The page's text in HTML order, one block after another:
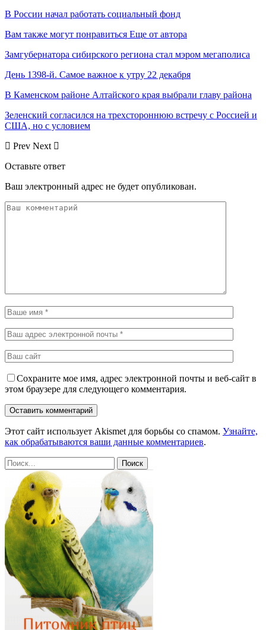
В России начал работать социальный фонд
Вам также могут понравиться Еще от автора
Замгубернатора сибирского региона стал мэром мегаполиса
День 1398-й. Самое важное к утру 22 декабря
В Каменском районе Алтайского края выбрали главу района
Зеленский согласился на трехстороннюю встречу с Россией и
США, но с условием
Prev Next
Оставьте ответ
Ваш электронный адрес не будет опубликован.
Сохраните мое имя, адрес электронной почты и веб-сайт в
этом браузере для следующего комментария.
Этот сайт использует Akismet для борьбы со спамом. Узнайте,
как обрабатываются ваши данные комментариев.